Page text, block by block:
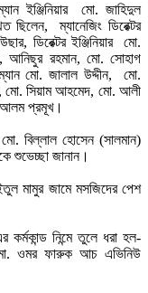
ইঞ্জিনিয়ার মো. জাহিদুল
ম্যানেজিং ডিরেক্টর
ডিরেক্টর ইঞ্জিনিয়ার মো.
আনিছুর রহমান, মো. সোহাগ
মো. জালাল উদ্দীন, মো.
মো. সিয়াম আহমেদ, মো. আলী
আলম প্রমূখ।
মো. বিল্লাল হোসেন (সালমান)
শুভেচ্ছা জানান।
মামুর জামে মসজিদের পেশ
কর্মকান্ড নিন্মে তুলে ধরা হল-
মো. ওমর ফারুক আচ এভিনিউ